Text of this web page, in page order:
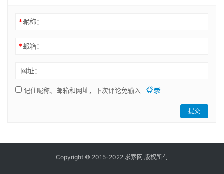
*昵称：
*邮箱：
网址：
记住昵称、邮箱和网址，下次评论免输入 登录
提交
Copyright © 2015-2022 求索网 版权所有